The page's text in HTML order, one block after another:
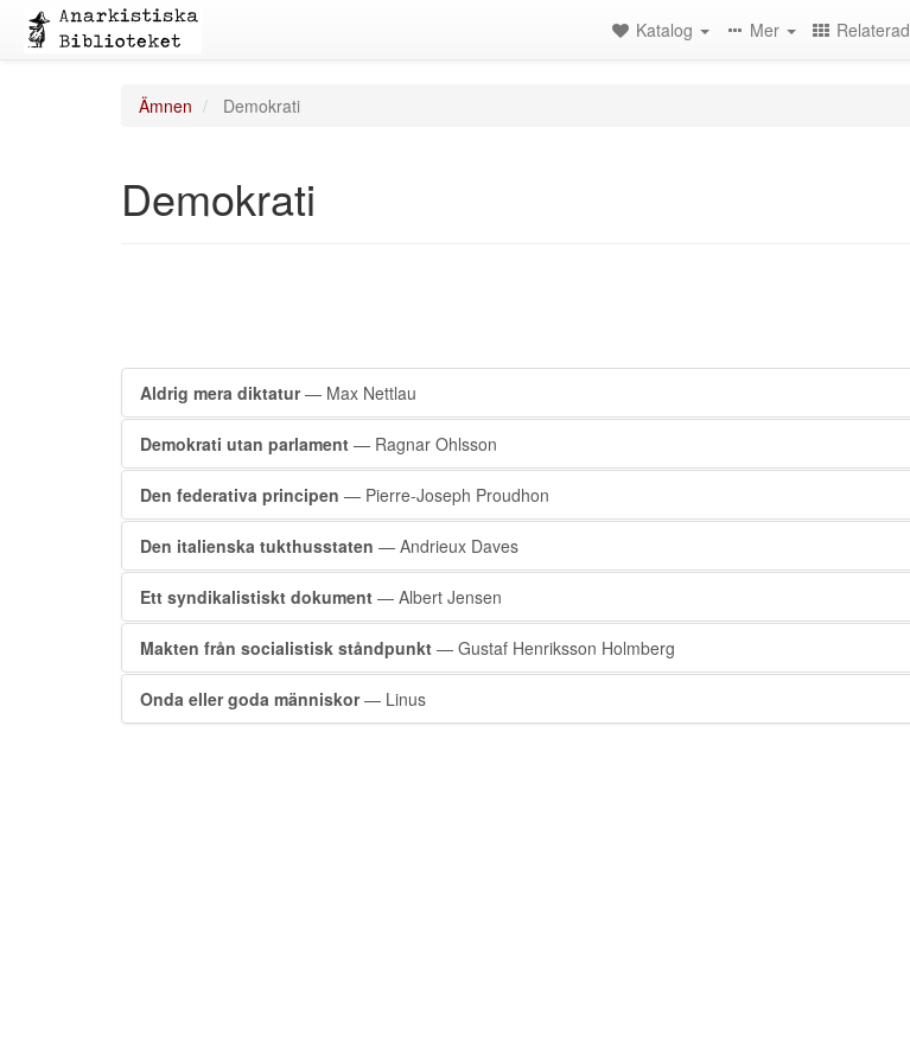
Katalog Mer
Ämnen Demokrati
Demokrati
Aldrig mera diktatur— Max Nettlau
Demokrati utan parlament — Ragnar Ohlsson
Den federativa principen — Pierre-Joseph Proudhon
Den italienska tukthusstaten — Andrieux Daves
Ett syndikalistiskt dokument — Albert Jensen
Makten från socialistisk ståndpunkt — Gustaf Henriksson Holmberg
Onda eller goda människor— Linus